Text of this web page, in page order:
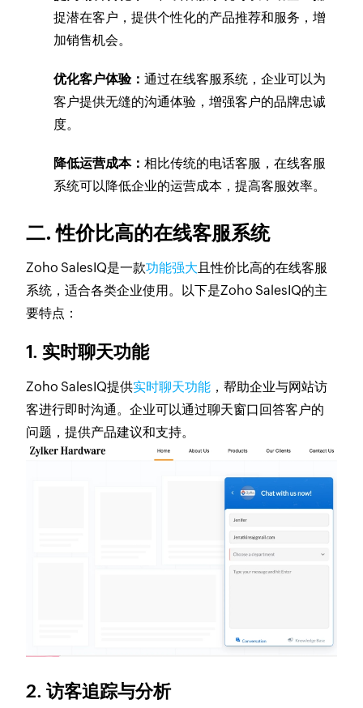
捉潜在客户，提供个性化的产品推荐和服务，增
加销售机会。
优化客户体验：通过在线客服系统，企业可以为
客户提供无缝的沟通体验，增强客户的品牌忠诚
度。
降低运营成本：相比传统的电话客服，在线客服
系统可以降低企业的运营成本，提高客服效率。
二. 性价比高的在线客服系统
Zoho SalesIQ是一款功能强大 且性价比高的在线客服
系统，适合各类企业使用。以下是Zoho SalesIQ的主
要特点：
1. 实时聊天功能
Zoho SalesIQ提供实时聊天功能 ，帮助企业与网站访
客进行即时沟通。企业可以通过聊天窗口回答客户的
问题，提供产品建议和支持。
2. 访客追踪与分析